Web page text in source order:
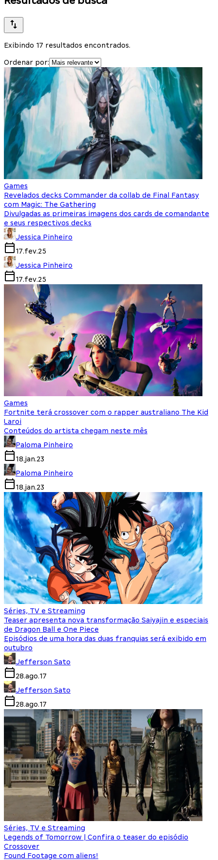
Exibindo 17 resultados encontrados.
Ordenar por:
Games
Revelados decks Commander da collab de Final Fantasy
com Magic: The Gathering
Divulgadas as primeiras imagens dos cards de comandante
e seus respectivos decks
Jessica Pinheiro
17.fev.25
Jessica Pinheiro
17.fev.25
Games
Fortnite terá crossover com o rapper australiano The Kid
Laroi
Conteúdos do artista chegam neste mês
Paloma Pinheiro
18.jan.23
Paloma Pinheiro
18.jan.23
Séries, TV e Streaming
Teaser apresenta nova transformação Saiyajin e especiais
de Dragon Ball e One Piece
Episódios de uma hora das duas franquias será exibido em
outubro
Jefferson Sato
28.ago.17
Jefferson Sato
28.ago.17
Séries, TV e Streaming
Legends of Tomorrow | Confira o teaser do episódio
Crossover
Found Footage com aliens!